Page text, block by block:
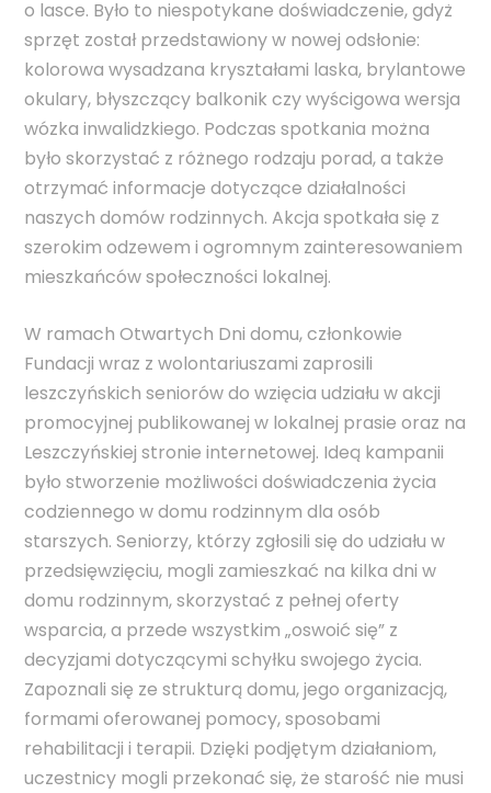
o lasce. Było to niespotykane doświadczenie, gdyż
sprzęt został przedstawiony w nowej odsłonie:
kolorowa wysadzana kryształami laska, brylantowe
okulary, błyszczący balkonik czy wyścigowa wersja
wózka inwalidzkiego. Podczas spotkania można
było skorzystać z różnego rodzaju porad, a także
otrzymać informacje dotyczące działalności
naszych domów rodzinnych. Akcja spotkała się z
szerokim odzewem i ogromnym zainteresowaniem
mieszkańców społeczności lokalnej.
W ramach Otwartych Dni domu, członkowie
Fundacji wraz z wolontariuszami zaprosili
leszczyńskich seniorów do wzięcia udziału w akcji
promocyjnej publikowanej w lokalnej prasie oraz na
Leszczyńskiej stronie internetowej. Ideą kampanii
było stworzenie możliwości doświadczenia życia
codziennego w domu rodzinnym dla osób
starszych. Seniorzy, którzy zgłosili się do udziału w
przedsięwzięciu, mogli zamieszkać na kilka dni w
domu rodzinnym, skorzystać z pełnej oferty
wsparcia, a przede wszystkim „oswoić się” z
decyzjami dotyczącymi schyłku swojego życia.
Zapoznali się ze strukturą domu, jego organizacją,
formami oferowanej pomocy, sposobami
rehabilitacji i terapii. Dzięki podjętym działaniom,
uczestnicy mogli przekonać się, że starość nie musi